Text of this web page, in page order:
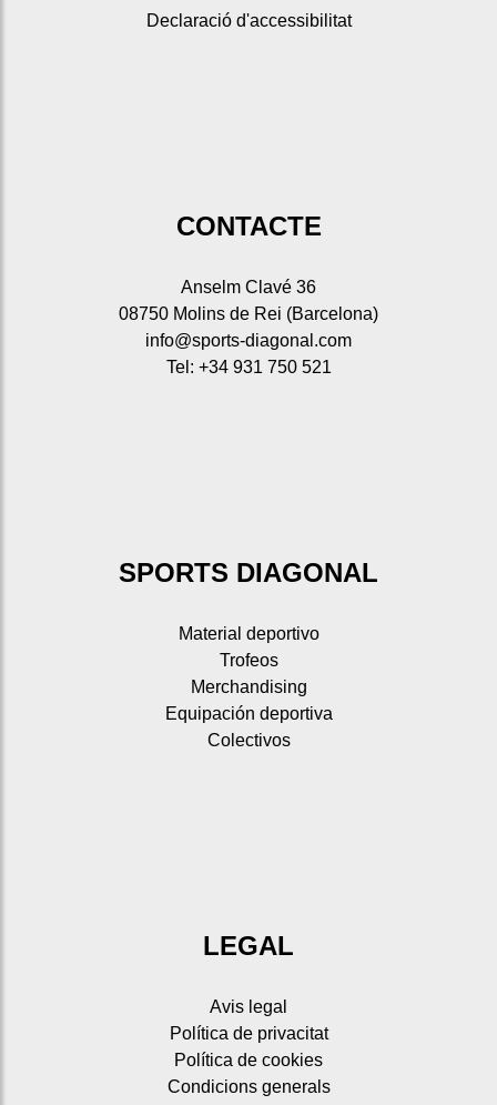
Declaració d'accessibilitat
CONTACTE
Anselm Clavé 36
08750 Molins de Rei (Barcelona)
info@sports-diagonal.com
Tel: +34 931 750 521
SPORTS DIAGONAL
Material deportivo
Trofeos
Merchandising
Equipación deportiva
Colectivos
LEGAL
Avis legal
Política de privacitat
Política de cookies
Condicions generals